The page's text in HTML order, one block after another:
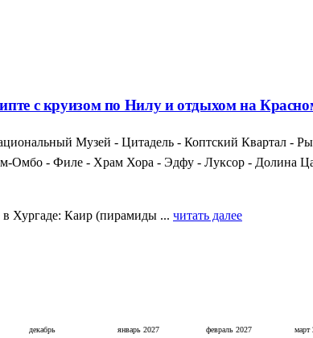
с круизом по Нилу и отдыхом на
Музей - Цитадель - Коптский Квартал -
Омбо - Филе - Храм Хора - Эдфу - Луксор - Долина
Хургаде: Каир (пирамиды ... читать далее
декабрь январь 2027 февраль 2027 март